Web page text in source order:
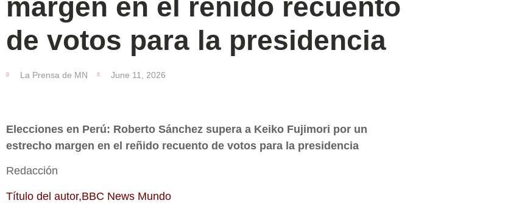
margen en el reñido recuento
de votos para la presidencia
La Prensa de MN June 11, 2026
Elecciones en Perú: Roberto Sánchez supera a Keiko Fujimori por un
estrecho margen en el reñido recuento de votos para la presidencia
Redacción
Título del autor,BBC News Mundo